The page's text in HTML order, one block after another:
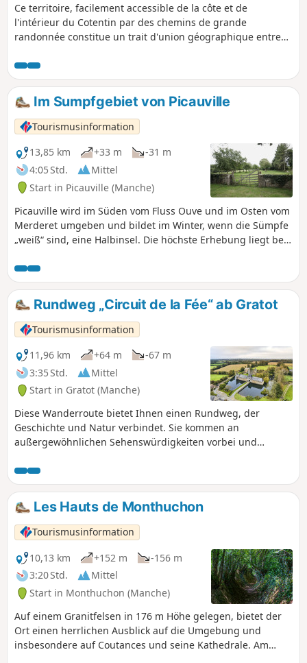
Ce territoire, facilement accessible de la côte et de
l'intérieur du Cotentin par des chemins de grande
randonnée constitue un trait d'union géographique entre
d'Histoire. C'est un territoire vallonné qui comprend de
nombreuses zones humides (marais). Il est traversé par la
voie romaine (D 535) qui reliait Abrincae, nom romain
d'Avranches et Alauna, Valognes.
Im Sumpfgebiet von Picauville
Tourismusinformation
13,85 km
+33 m
-31 m
4:05 Std.
Mittel
Start in Picauville (Manche)
Picauville wird im Süden vom Fluss Ouve und im Osten vom
Merderet umgeben und bildet im Winter, wenn die Sümpfe
„weiß“ sind, eine Halbinsel. Die höchste Erhebung liegt bei
entlang und taucht dann auf Hohlwegen oder „Chasses“ in
die Bocage-Landschaft ein.
Rundweg „Circuit de la Fée“ ab Gratot
Tourismusinformation
11,96 km
+64 m
-67 m
3:35 Std.
Mittel
Start in Gratot (Manche)
Diese Wanderroute bietet Ihnen einen Rundweg, der
Geschichte und Natur verbindet. Sie kommen an
außergewöhnlichen Sehenswürdigkeiten vorbei und
Natur und alter Gemäuer ist Gratot eine kleine Oase der
Ruhe vor den Toren von Coutances.
Les Hauts de Monthuchon
Tourismusinformation
10,13 km
+152 m
-156 m
3:20 Std.
Mittel
Start in Monthuchon (Manche)
Auf einem Granitfelsen in 176 m Höhe gelegen, bietet der
Ort einen herrlichen Ausblick auf die Umgebung und
insbesondere auf Coutances und seine Kathedrale. Am